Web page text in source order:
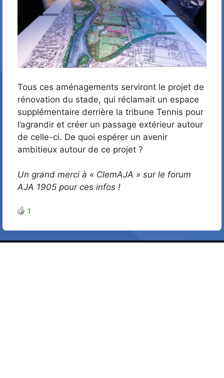
Tous ces aménagements serviront le projet de
rénovation du stade, qui réclamait un espace
supplémentaire derrière la tribune Tennis pour
l’agrandir et créer un passage extérieur autour
de celle-ci. De quoi espérer un avenir
ambitieux autour de ce projet ?
Un grand merci à « ClemAJA » sur le forum
AJA 1905 pour ces infos !
1